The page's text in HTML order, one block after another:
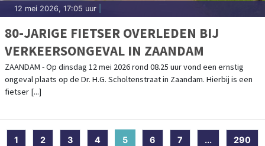
12 mei 2026, 17:05 uur
80-JARIGE FIETSER OVERLEDEN BIJ
VERKEERSONGEVAL IN ZAANDAM
ZAANDAM - Op dinsdag 12 mei 2026 rond 08.25 uur vond een ernstig
ongeval plaats op de Dr. H.G. Scholtenstraat in Zaandam. Hierbij is een
fietser [...]
1 2 3 4 5 (current)
6 7 ... 290